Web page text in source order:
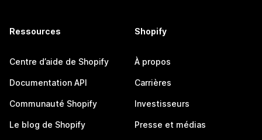
Ressources
Centre d’aide de Shopify
Documentation API
Communauté Shopify
Le blog de Shopify
Shopify
À propos
Carrières
Investisseurs
Presse et médias